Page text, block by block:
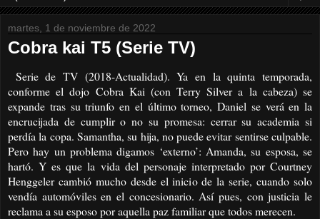
martes, 1 de noviembre de 2022
Cobra kai T5 (Serie TV)
Serie de TV (2018-Actualidad). Ya en la quinta temporada,
conforme el dojo Cobra Kai (con Terry Silver a la cabeza) se
expande tras su triunfo en el último torneo, Daniel se verá en la
encrucijada de cumplir o no su promesa: cerrar su academia si
perdía la copa. Samantha, su hija, no puede evitar sentirse culpable.
Pero hay un problema digamos ‘externo’: Amanda, su esposa, se
hartó. Y es que la vida del personaje interpretado por Courtney
Henggeler cambió mucho desde el inicio de la serie, cuando solo
vendía automóviles en el concesionario. Así pues, con justicia le
reclama a su esposo por aquella paz familiar que todos merecen.